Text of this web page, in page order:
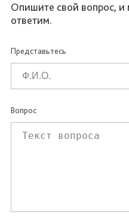
Опишите свой вопрос, и
ответим.
Представьтесь
Вопрос